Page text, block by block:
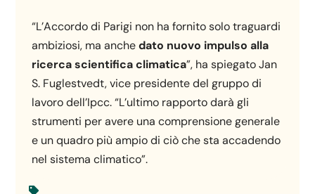
“L’Accordo di Parigi non ha fornito solo traguardi
ambiziosi, ma anchedato nuovo impulso alla
ricerca scientifica climatica”, ha spiegato Jan
S. Fuglestvedt, vice presidente del gruppo di
lavoro dell’Ipcc. “L’ultimo rapporto darà gli
strumenti per avere una comprensione generale
e un quadro più ampio di ciò che sta accadendo
nel sistema climatico”.
